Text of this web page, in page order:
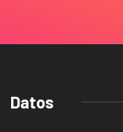
Datos